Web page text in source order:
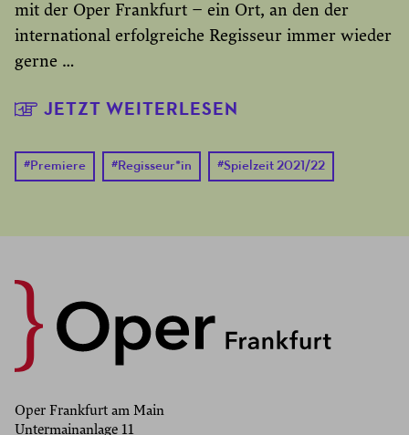
mit der Oper Frankfurt – ein Ort, an den der
international erfolgreiche Regisseur immer wieder
gerne …
JETZT WEITERLESEN
#Premiere #Regisseur*in #Spielzeit 2021/22
Oper Frankfurt am Main
Untermainanlage 11